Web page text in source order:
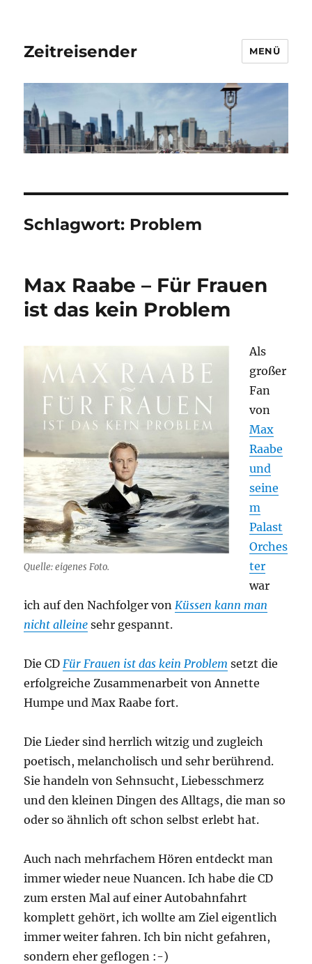
Zeitreisender MENÜ
Schlagwort: Problem
Max Raabe – Für Frauen
ist das kein Problem
Quelle: eigenes Foto.
Als
großer
Fan
von
Max
Raabe
und
seine
m
Palast
Orches
ter
war
ich auf den Nachfolger von Küssen kann man
nicht alleine sehr gespannt.
Die CD Für Frauen ist das kein Problem setzt die
erfolgreiche Zusammenarbeit von Annette
Humpe und Max Raabe fort.
Die Lieder sind herrlich witzig und zugleich
poetisch, melancholisch und sehr berührend.
Sie handeln von Sehnsucht, Liebesschmerz
und den kleinen Dingen des Alltags, die man so
oder so ähnlich oft schon selbst erlebt hat.
Auch nach mehrfachem Hören entdeckt man
immer wieder neue Nuancen. Ich habe die CD
zum ersten Mal auf einer Autobahnfahrt
komplett gehört, ich wollte am Ziel eigentlich
immer weiter fahren. Ich bin nicht gefahren,
sondern eher geflogen :-)